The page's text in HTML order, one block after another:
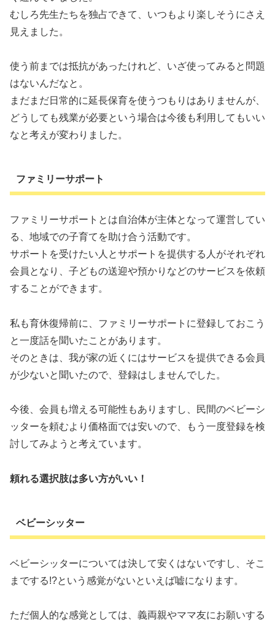
むしろ先生たちを独占できて、いつもより楽しそうにさえ
見えました。
使う前までは抵抗があったけれど、いざ使ってみると問題
はないんだなと。
まだまだ日常的に延長保育を使うつもりはありませんが、
どうしても残業が必要という場合は今後も利用してもいい
なと考えが変わりました。
ファミリーサポート
ファミリーサポートとは自治体が主体となって運営してい
る、地域での子育てを助け合う活動です。
サポートを受けたい人とサポートを提供する人がそれぞれ
会員となり、子どもの送迎や預かりなどのサービスを依頼
することができます。
私も育休復帰前に、ファミリーサポートに登録しておこう
と一度話を聞いたことがあります。
そのときは、我が家の近くにはサービスを提供できる会員
が少ないと聞いたので、登録はしませんでした。
今後、会員も増える可能性もありますし、民間のベビーシ
ッターを頼むより価格面では安いので、もう一度登録を検
討してみようと考えています。
頼れる選択肢は多い方がいい！
ベビーシッター
ベビーシッターについては決して安くはないですし、そこ
までする!?という感覚がないといえば嘘になります。
ただ個人的な感覚としては、義両親やママ友にお願いする